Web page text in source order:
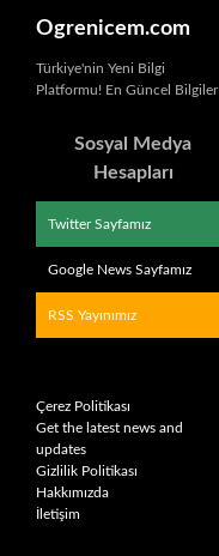
İçeriğe
Ogrenicem.com
Türkiye'nin Yeni Bilgi
Platformu! En Güncel Bilgiler
Sosyal Medya
Hesapları
Twitter Sayfamız
Google News Sayfamız
RSS Yayınımız
Çerez Politikası
Get the latest news and
updates
Gizlilik Politikası
Hakkımızda
İletişim